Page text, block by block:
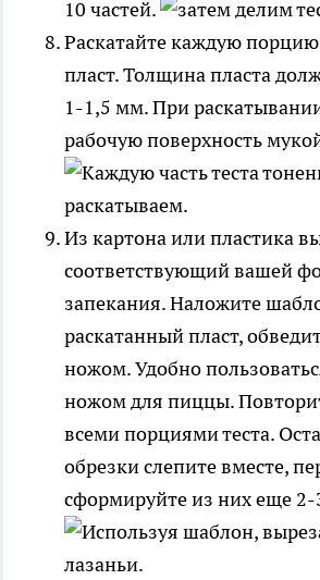
10 частей.
Раскатайте каждую
пласт. Толщина пласта
1-1,5 мм. При
рабочую поверхность
Из картона или пластика
соответствующий вашей
запекания. Наложите
раскатанный пласт,
ножом. Удобно
ножом для пиццы.
всеми порциями теста.
обрезки слепите вместе,
сформируйте из них еще 2-